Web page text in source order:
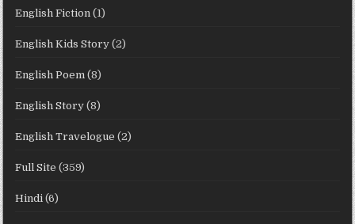
English Fiction (1)
English Kids Story (2)
English Poem (8)
English Story (8)
English Travelogue (2)
Full Site (359)
Hindi (6)